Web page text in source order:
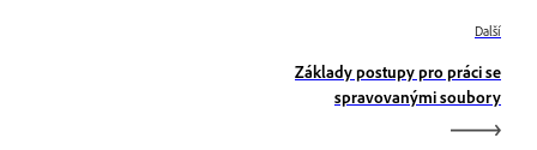
Další
Základy postupy pro práci se
spravovanými soubory